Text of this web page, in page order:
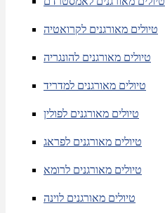
טיולים מאורגנים לקרואטיה
טיולים מאורגנים להונגריה
טיולים מאורגנים למדריד
טיולים מאורגנים לפולין
טיולים מאורגנים לפראג
טיולים מאורגנים לרומא
טיולים מאורגנים לוינה